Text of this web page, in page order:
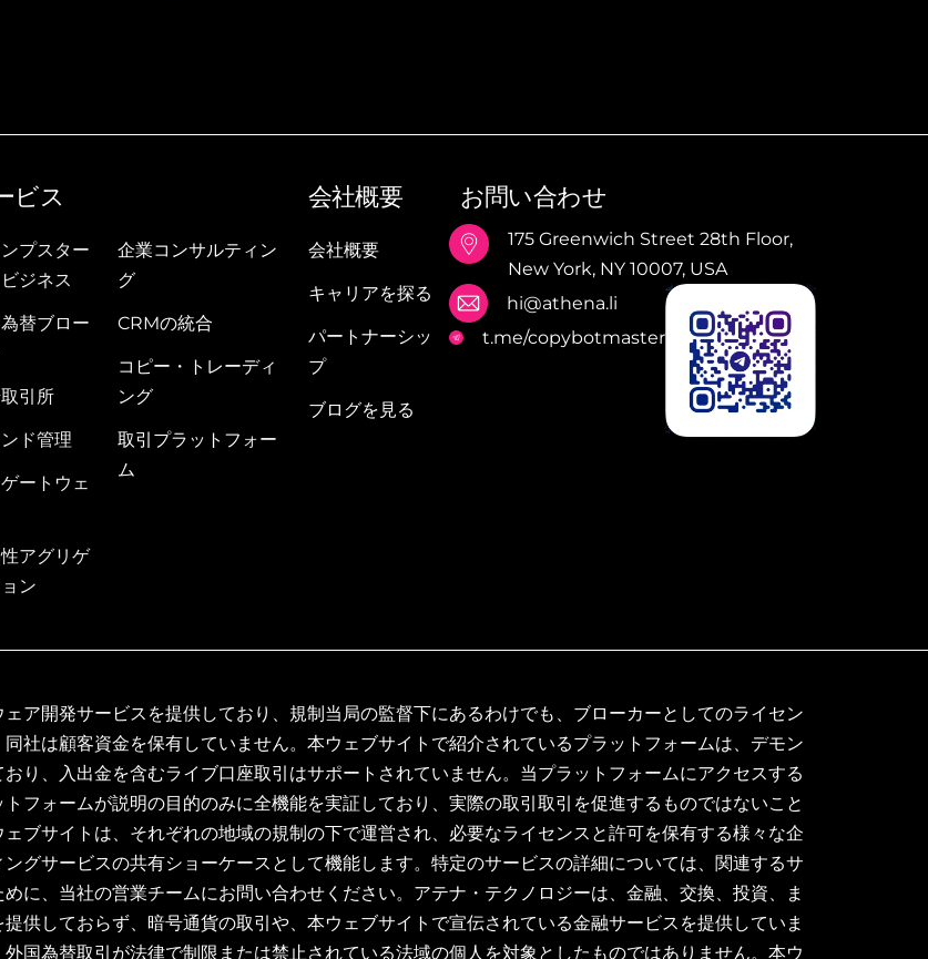
ビス
プスター
ビジネス
替ブロー
引所
ド管理
ートウェ
アグリゲ
ン
企業コンサルティン
グ
CRMの統合
コピー・トレーディ
ング
取引プラットフォー
ム
会社概要
会社概要
キャリアを探る
パートナーシッ
プ
ブログを見る
お問い合わせ
175 Greenwich Street 28th Floor,
New York, NY 10007, USA
hi@athena.li
t.me/copybotmaster
ア開発サービスを提供しており、規制当局の監督下にあるわけでも、ブローカーとしてのライセン
社は顧客資金を保有していません。本ウェブサイトで紹介されているプラットフォームは、デモン
り、入出金を含むライブ口座取引はサポートされていません。当プラットフォームにアクセスする
フォームが説明の目的のみに全機能を実証しており、実際の取引取引を促進するものではないこと
ブサイトは、それぞれの地域の規制の下で運営され、必要なライセンスと許可を保有する様々な企
グサービスの共有ショーケースとして機能します。特定のサービスの詳細については、関連するサ
に、当社の営業チームにお問い合わせください。アテナ・テクノロジーは、金融、交換、投資、ま
供しておらず、暗号通貨の取引や、本ウェブサイトで宣伝されている金融サービスを提供していま
国為替取引が法律で制限または禁止されている法域の個人を対象としたものではありません。本ウ